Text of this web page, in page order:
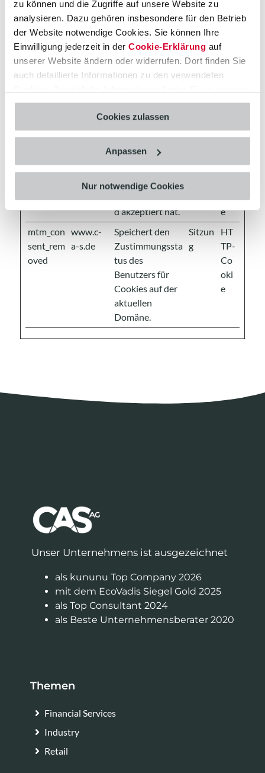
zu können und die Zugriffe auf unsere Website zu
analysieren. Dazu gehören insbesondere für den Betrieb
der Website notwendige Cookies. Sie können Ihre
Einwilligung jederzeit in der Cookie-Erklärung auf
unserer Website ändern oder widerrufen. Dort finden Sie
auch detaillierte Informationen zu den verwendeten
Datenschutzerklärung.
Cookies zulassen
Anpassen
Nur notwendige Cookies
_pk_ses#
www.c-
a-s.de
Wird von Piwik
Analytics
Platform
genutzt, um
Seitenabrufe des
Besuchers
während der
Sitzung
nachzuverfolgen.
1 Tag
HT
Co
oki
e
Bestimmt, ob der
Cookie-
Zustimmungsfel
d akzeptiert hat.
oki
e
mtm_con
sent_rem
oved
www.c-
a-s.de
Speichert den
Zustimmungssta
tus des
Benutzers für
Cookies auf der
aktuellen
Domäne.
Sitzun
g
HT
TP-
Co
oki
e
Unser Unternehmens ist ausgezeichnet
als kununu Top Company 2026
mit dem EcoVadis Siegel Gold 2025
als Top Consultant 2024
als Beste Unternehmensberater 2020
Themen
Financial Services
Industry
Retail